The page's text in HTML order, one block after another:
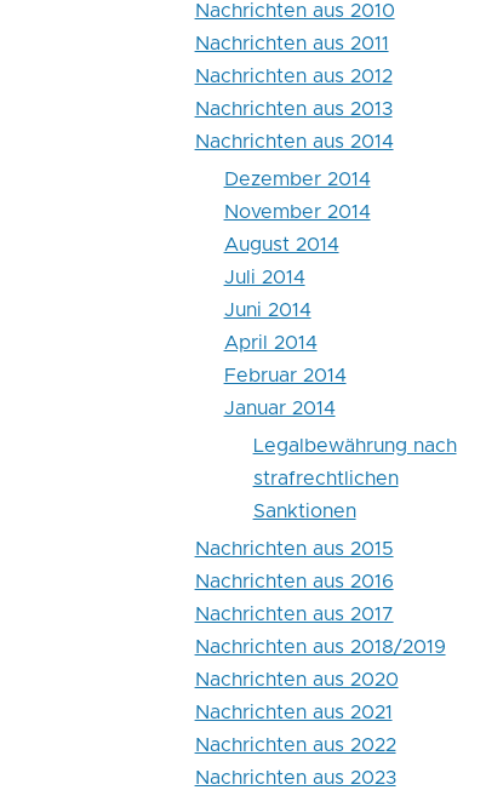
Nachrichten aus 2010
Nachrichten aus 2011
Nachrichten aus 2012
Nachrichten aus 2013
Nachrichten aus 2014
Dezember 2014
November 2014
August 2014
Juli 2014
Juni 2014
April 2014
Februar 2014
Januar 2014
Legalbewährung nach
strafrechtlichen
Sanktionen
Nachrichten aus 2015
Nachrichten aus 2016
Nachrichten aus 2017
Nachrichten aus 2018/2019
Nachrichten aus 2020
Nachrichten aus 2021
Nachrichten aus 2022
Nachrichten aus 2023